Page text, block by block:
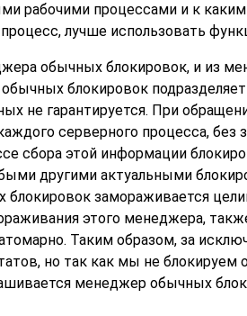
рабочими процессами и к
лучше использовать
обычных блокировок, и из
блокировок
не гарантируется. При
серверного процесса,
сбора этой информации
другими актуальными
замораживается
этого менеджера,
Таким образом, за
но так как мы не
менеджер обычных